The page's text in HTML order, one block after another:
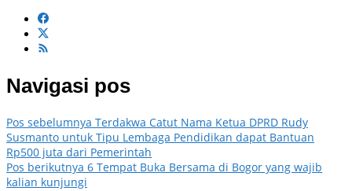
Navigasi pos
Pos sebelumnya Terdakwa Catut Nama Ketua DPRD Rudy
Susmanto untuk Tipu Lembaga Pendidikan dapat Bantuan
Rp500 juta dari Pemerintah
Pos berikutnya 6 Tempat Buka Bersama di Bogor yang wajib
kalian kunjungi